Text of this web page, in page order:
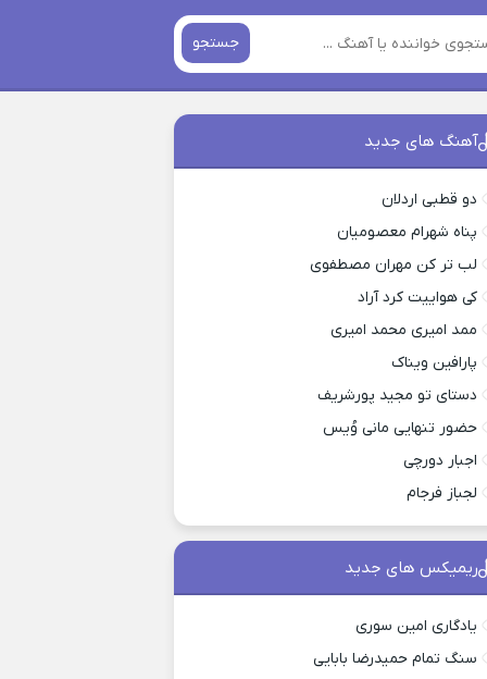
جستجو
آهنگ های جدید
دو قطبی اردلان
پناه شهرام معصومیان
لب تر کن مهران مصطفوی
کی هواییت کرد آراد
ممد امیری محمد امیری
پارافین ویناک
دستای تو مجید پورشریف
حضور تنهایی مانی وُیس
اجبار دورچی
لجباز فرجام
ریمیکس های جدید
یادگاری امین سوری
سنگ تمام حمیدرضا بابایی